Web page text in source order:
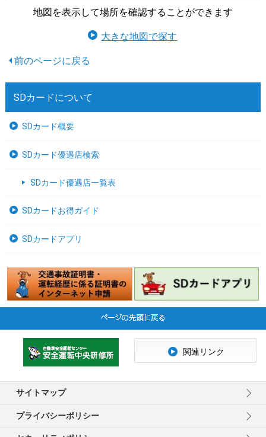
地図を表示して場所を確認することができます
大きな地図で探す
SDカードについて
SDカード概要
SDカード優遇店検索
SDカード優遇店一覧表
SDカードお得ガイド
SDカードアプリ
サイトマップ
プライバシーポリシー
関連リンク